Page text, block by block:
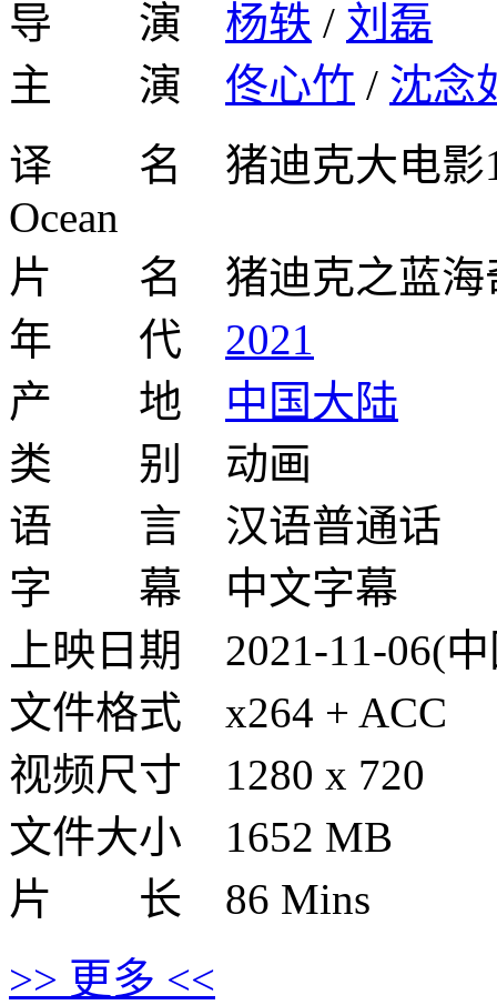
导 演 杨轶 / 刘磊
主 演 佟心竹 / 沈念
译 名 猪迪克大电影1/
Ocean
片 名 猪迪克之蓝海
年 代 2021
产 地 中国大陆
类 别 动画
语 言 汉语普通话
字 幕 中文字幕
上映日期 2021-11-06(
文件格式 x264 + ACC
视频尺寸 1280 x 720
文件大小 1652 MB
片 长 86 Mins
>> 更多 <<